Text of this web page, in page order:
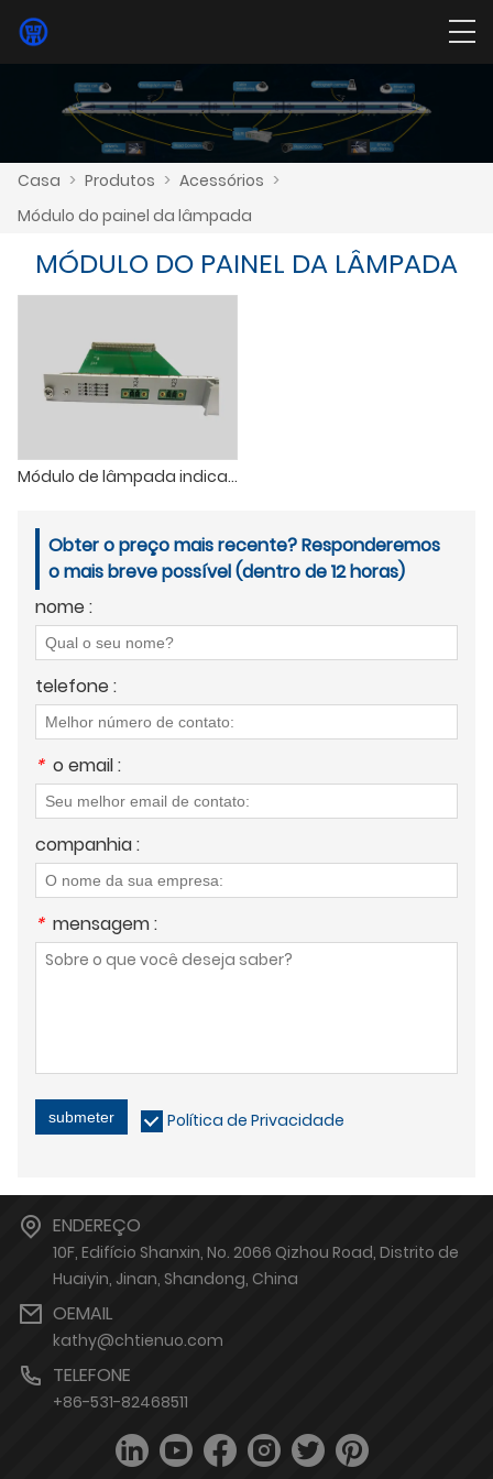
Casa > Produtos > Acessórios >
Módulo do painel da lâmpada
MÓDULO DO PAINEL DA LÂMPADA
Módulo de lâmpada indicadora de status do DVR
Obter o preço mais recente? Responderemos
o mais breve possível (dentro de 12 horas)
nome :
telefone :
* o email :
companhia :
* mensagem :
submeter Política de Privacidade
ENDEREÇO
10F, Edifício Shanxin, No. 2066 Qizhou Road, Distrito de
Huaiyin, Jinan, Shandong, China
OEMAIL
kathy@chtienuo.com
TELEFONE
+86-531-82468511